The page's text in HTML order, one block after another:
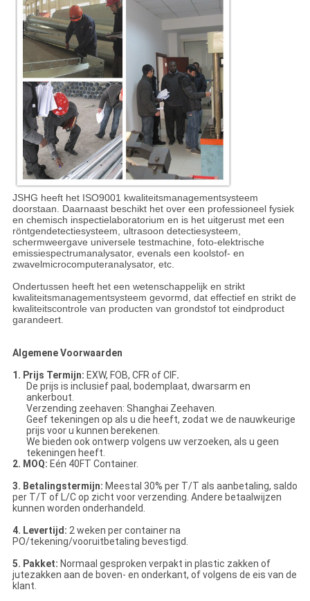
JSHG heeft het ISO9001 kwaliteitsmanagementsysteem
doorstaan. Daarnaast beschikt het over een professioneel fysiek
en chemisch inspectielaboratorium en is het uitgerust met een
röntgendetectiesysteem, ultrasoon detectiesysteem,
schermweergave universele testmachine, foto-elektrische
emissiespectrumanalysator, evenals een koolstof- en
zwavelmicrocomputeranalysator, etc.
Ondertussen heeft het een wetenschappelijk en strikt
kwaliteitsmanagementsysteem gevormd, dat effectief en strikt de
kwaliteitscontrole van producten van grondstof tot eindproduct
garandeert.
Algemene Voorwaarden
1. Prijs Termijn: EXW, FOB, CFR of CIF.
De prijs is inclusief paal, bodemplaat, dwarsarm en
ankerbout.
Verzending zeehaven: Shanghai Zeehaven.
Geef tekeningen op als u die heeft, zodat we de nauwkeurige
prijs voor u kunnen berekenen.
We bieden ook ontwerp volgens uw verzoeken, als u geen
tekeningen heeft.
2. MOQ: Eén 40FT Container.
3. Betalingstermijn: Meestal 30% per T/T als aanbetaling, saldo
per T/T of L/C op zicht voor verzending. Andere betaalwijzen
kunnen worden onderhandeld.
4. Levertijd: 2 weken per container na
PO/tekening/vooruitbetaling bevestigd.
5. Pakket: Normaal gesproken verpakt in plastic zakken of
jutezakken aan de boven- en onderkant, of volgens de eis van de
klant.